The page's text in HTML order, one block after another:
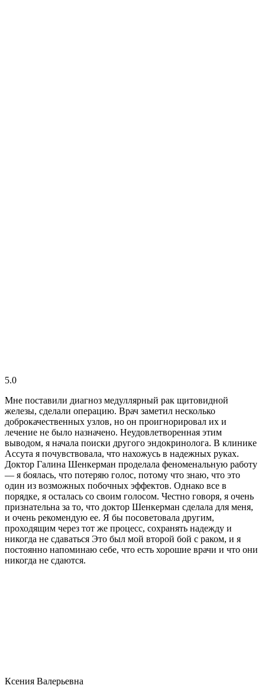
5.0
Мне поставили диагноз медуллярный рак щитовидной
железы, сделали операцию. Врач заметил несколько
доброкачественных узлов, но он проигнорировал их и
лечение не было назначено. Неудовлетворенная этим
выводом, я начала поиски другого эндокринолога. В клинике
Ассута я почувствовала, что нахожусь в надежных руках.
Доктор Галина Шенкерман проделала феноменальную работу
— я боялась, что потеряю голос, потому что знаю, что это
один из возможных побочных эффектов. Однако все в
порядке, я осталась со своим голосом. Честно говоря, я очень
признательна за то, что доктор Шенкерман сделала для меня,
и очень рекомендую ее. Я бы посоветовала другим,
проходящим через тот же процесс, сохранять надежду и
никогда не сдаваться Это был мой второй бой с раком, и я
постоянно напоминаю себе, что есть хорошие врачи и что они
никогда не сдаются.
Ксения Валерьевна